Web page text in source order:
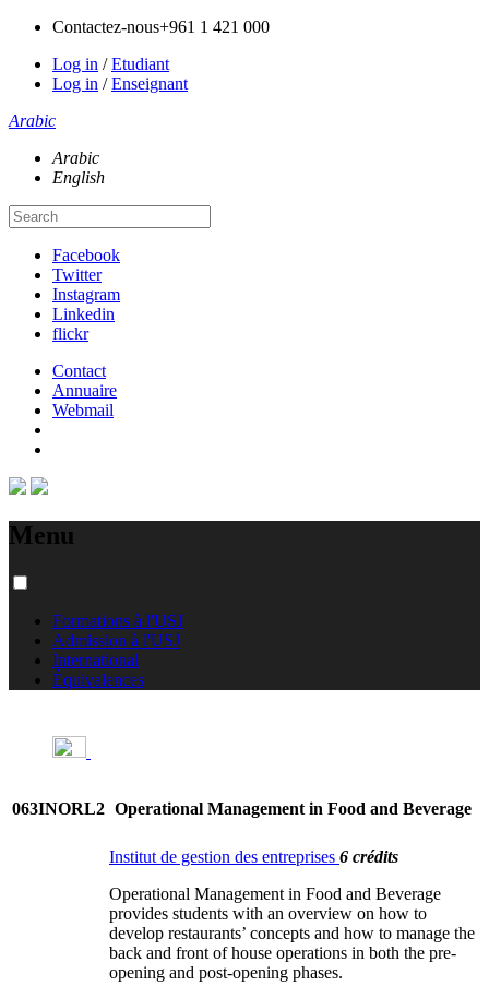
Contactez-nous+961 1 421 000
Log in /Etudiant
Log in /Enseignant
Arabic
Arabic
English
Facebook
Twitter
Instagram
Linkedin
flickr
Contact
Annuaire
Webmail
Menu
Formations à l'USJ
Admission à l'USJ
International
Équivalences
063INORL2 Operational Management in Food and Beverage
Institut de gestion des entreprises 6 crédits
Operational Management in Food and Beverage
provides students with an overview on how to
develop restaurants’ concepts and how to manage the
back and front of house operations in both the pre-
opening and post-opening phases.